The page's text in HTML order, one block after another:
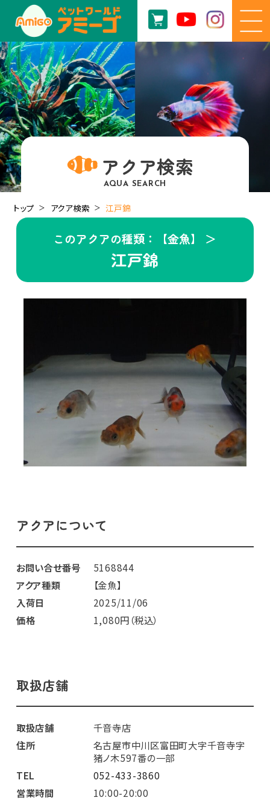
アクア検索
AQUA SEARCH
トップ アクア検索 江戸錦
このアクアの種類：【金魚】 ＞
江戸錦
アクアについて
お問い合せ番号
5168844
アクア種類
【金魚】
入荷日
2025/11/06
価格
1,080円（税込）
取扱店舗
取扱店舗
千音寺店
住所
名古屋市中川区富田町大字千音寺字
猪ノ木597番の一部
TEL
052-433-3860
営業時間
10:00-20:00